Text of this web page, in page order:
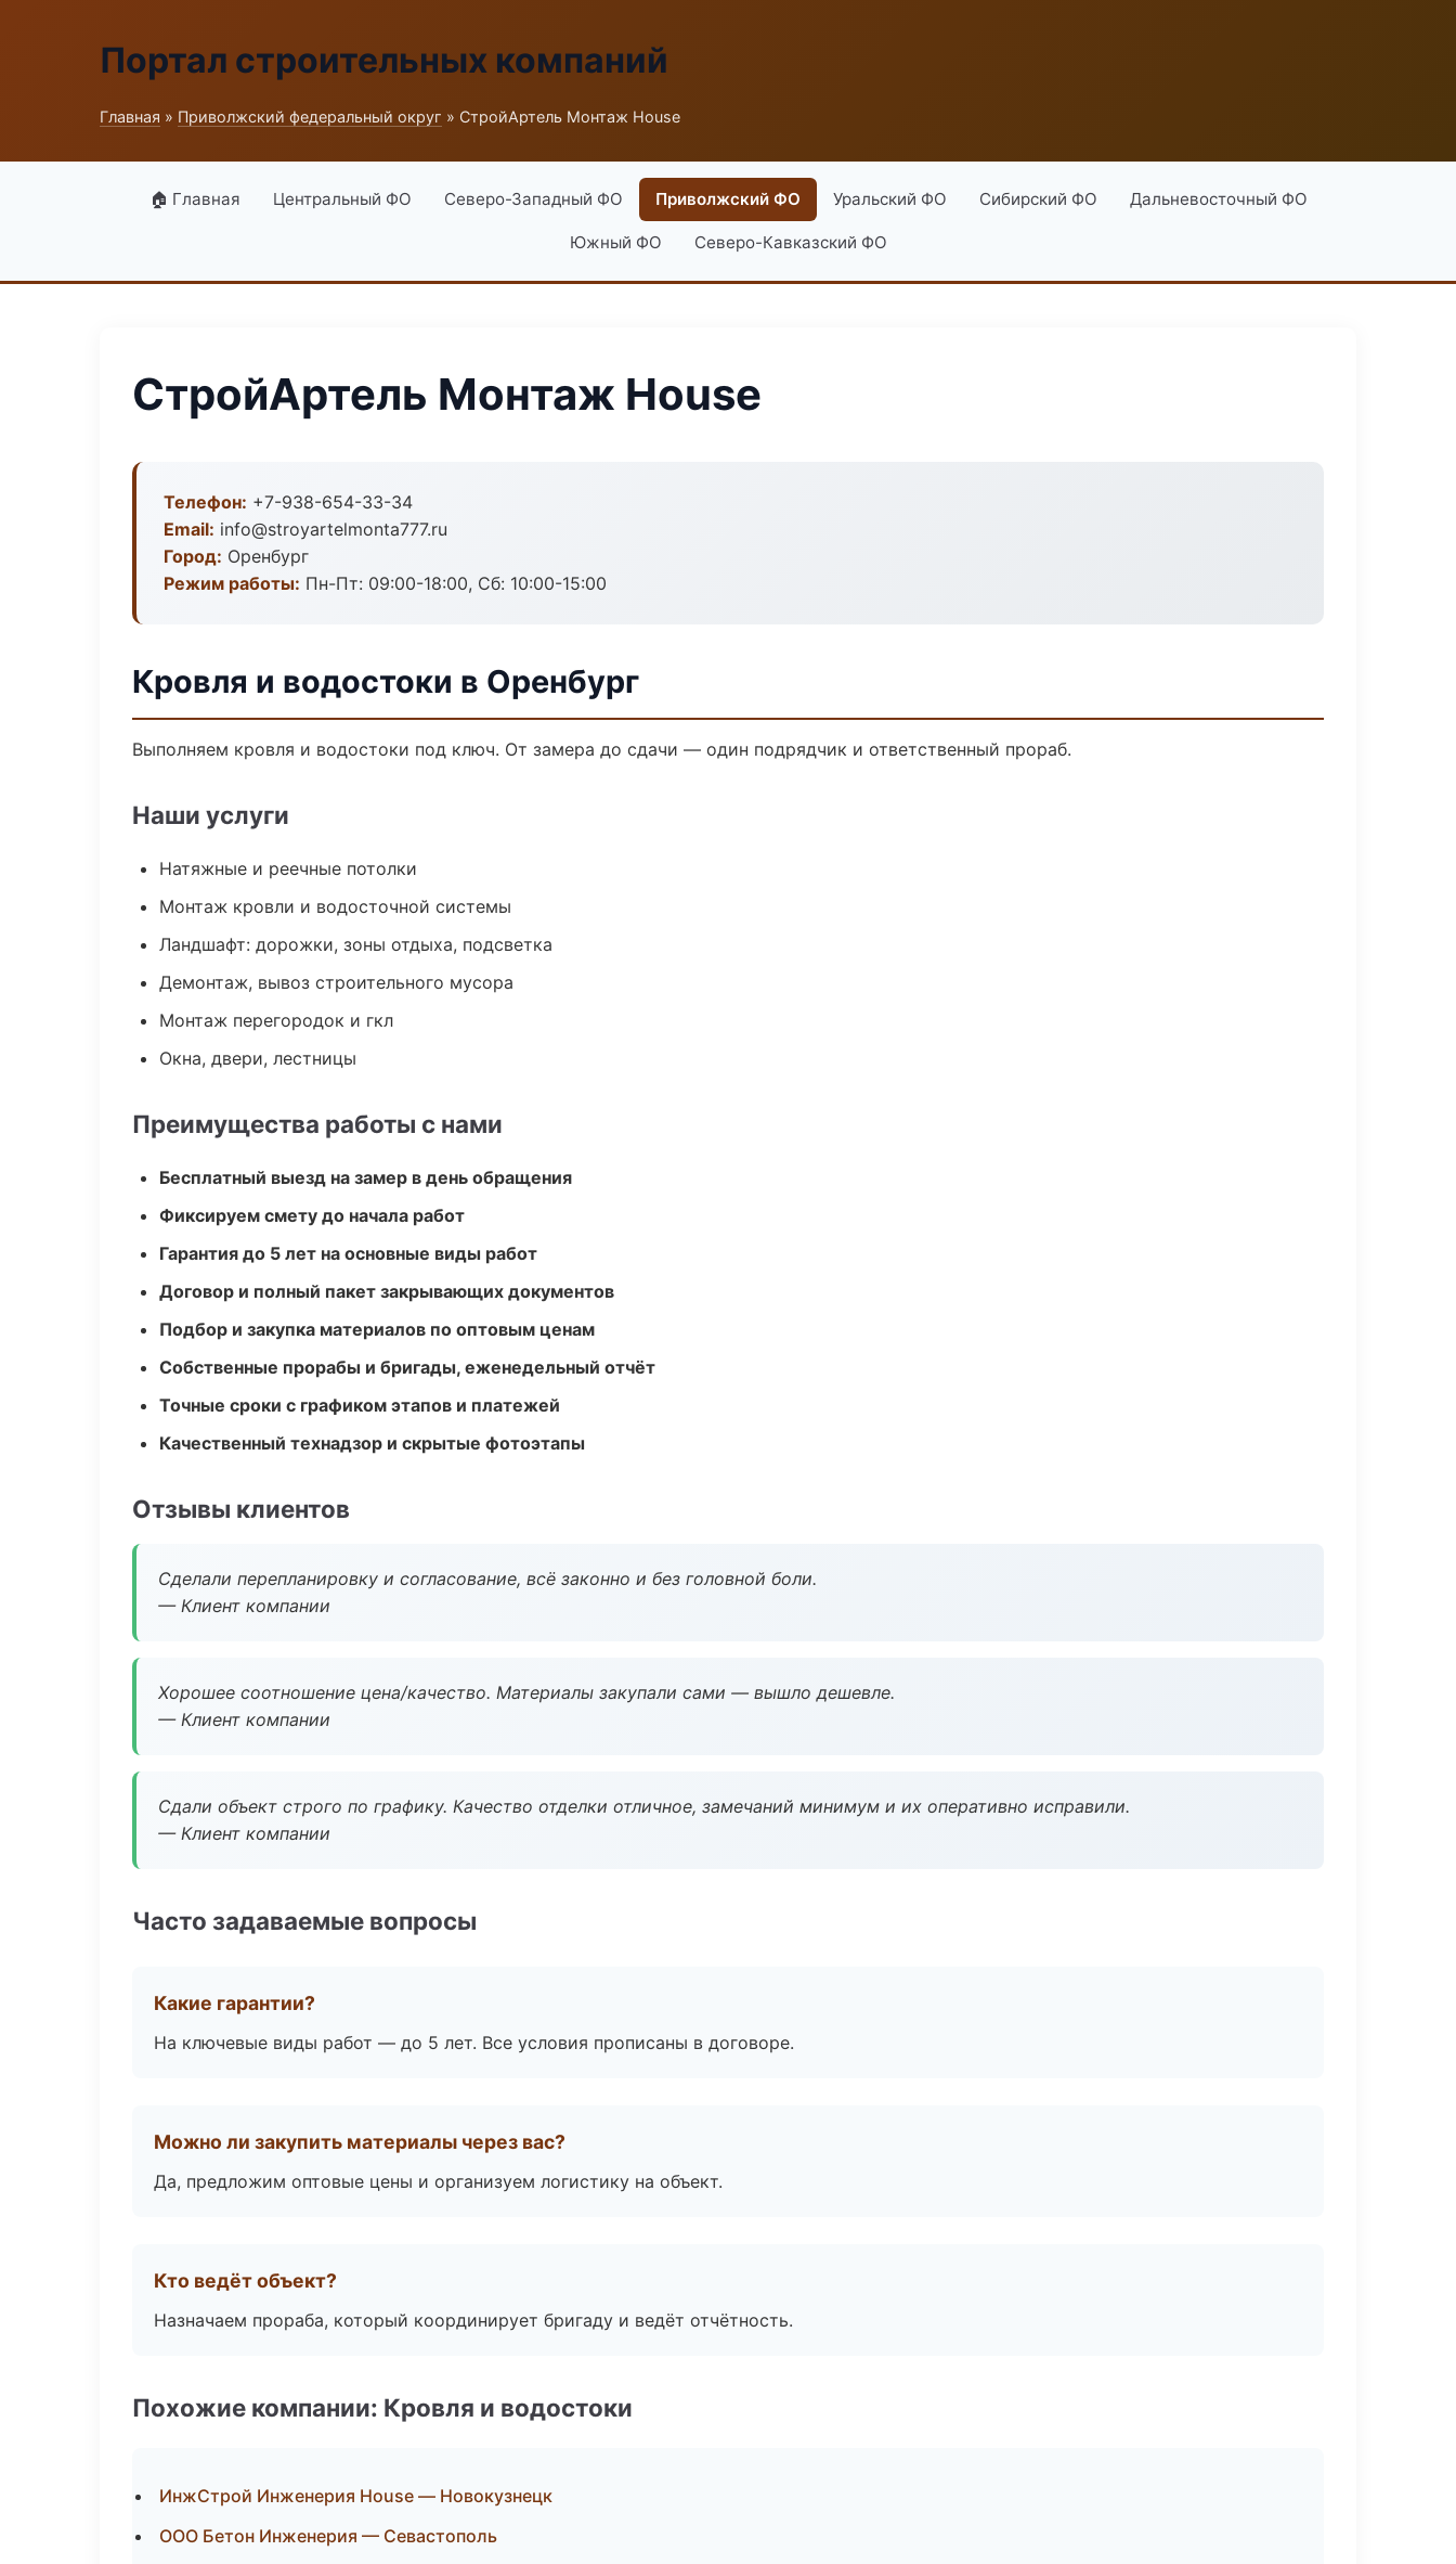
Портал строительных компаний
Главная » Приволжский федеральный округ » СтройАртель Монтаж House
🏠 Главная Центральный ФО Северо-Западный ФО Приволжский ФО Уральский ФО Сибирский ФО Дальневосточный ФО
Южный ФО Северо-Кавказский ФО
СтройАртель Монтаж House
Телефон: +7-938-654-33-34
Email: info@stroyartelmonta777.ru
Город: Оренбург
Режим работы: Пн-Пт: 09:00-18:00, Сб: 10:00-15:00
Кровля и водостоки в Оренбург
Выполняем кровля и водостоки под ключ. От замера до сдачи — один подрядчик и ответственный прораб.
Наши услуги
Натяжные и реечные потолки
Монтаж кровли и водосточной системы
Ландшафт: дорожки, зоны отдыха, подсветка
Демонтаж, вывоз строительного мусора
Монтаж перегородок и гкл
Окна, двери, лестницы
Преимущества работы с нами
Бесплатный выезд на замер в день обращения
Фиксируем смету до начала работ
Гарантия до 5 лет на основные виды работ
Договор и полный пакет закрывающих документов
Подбор и закупка материалов по оптовым ценам
Собственные прорабы и бригады, еженедельный отчёт
Точные сроки с графиком этапов и платежей
Качественный технадзор и скрытые фотоэтапы
Отзывы клиентов
Сделали перепланировку и согласование, всё законно и без головной боли.
— Клиент компании
Хорошее соотношение цена/качество. Материалы закупали сами — вышло дешевле.
— Клиент компании
Сдали объект строго по графику. Качество отделки отличное, замечаний минимум и их оперативно исправили.
— Клиент компании
Часто задаваемые вопросы
Какие гарантии?
На ключевые виды работ — до 5 лет. Все условия прописаны в договоре.
Можно ли закупить материалы через вас?
Да, предложим оптовые цены и организуем логистику на объект.
Кто ведёт объект?
Назначаем прораба, который координирует бригаду и ведёт отчётность.
Похожие компании: Кровля и водостоки
ИнжСтрой Инженерия House — Новокузнецк
ООО Бетон Инженерия — Севастополь